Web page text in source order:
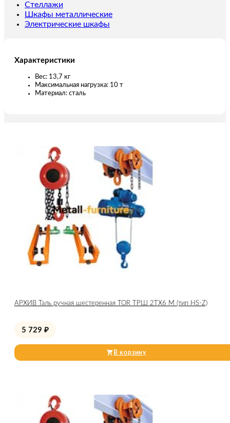
Стеллажи
Шкафы металлические
Электрические шкафы
Характеристики
Вес: 13,7 кг
Максимальная нагрузка: 10 т
Материал: сталь
АРХИВ Таль ручная шестеренная TOR ТРШ 2ТХ6 М (тип HS-Z)
5 729 ₽
В корзину